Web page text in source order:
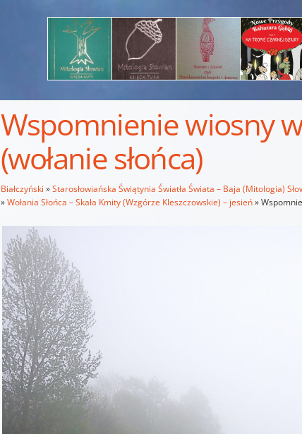
Wspomnienie wiosny
(wołanie słońca)
Białczyński »Starosłowiańska Świątynia Światła Świata – Baja (Mitologia)
»Wołania Słońca – Skała Kmity (Wzgórze Kleszczowskie) – jesień»